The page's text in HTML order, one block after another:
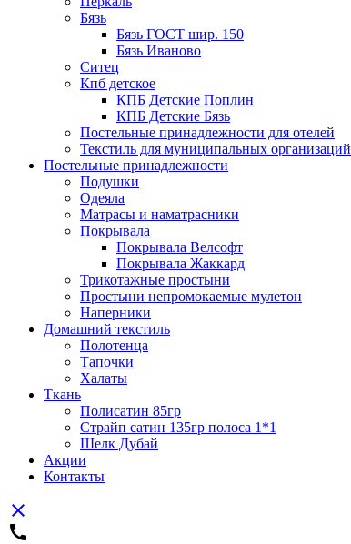
Бязь
Бязь ГОСТ шир. 150
Бязь Иваново
Ситец
Кпб детское
КПБ Детские Поплин
КПБ Детские Бязь
Постельные принадлежности для отелей
Текстиль для муниципальных организаций
Постельные принадлежности
Подушки
Одеяла
Матрасы и наматрасники
Покрывала
Покрывала Велсофт
Покрывала Жаккард
Трикотажные простыни
Простыни непромокаемые мулетон
Наперники
Домашний текстиль
Полотенца
Тапочки
Халаты
Ткань
Полисатин 85гр
Страйп сатин 135гр полоса 1*1
Шелк Дубай
Акции
Контакты
close
call